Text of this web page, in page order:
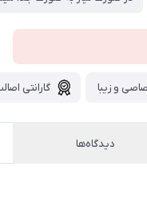
و زیبا گارانتی
دیدگاه‌ها